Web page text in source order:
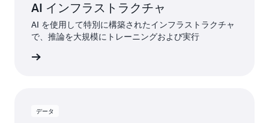
AI インフラストラクチャ
AI を使用して特別に構築されたインフラストラクチャ
で、推論を大規模にトレーニングおよび実行
データ